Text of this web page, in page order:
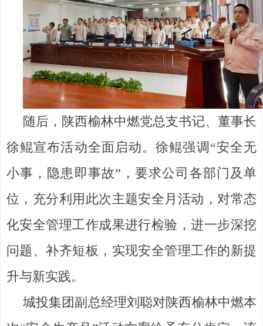
随后，陕西榆林中燃党总支书记、董事长
徐鲲宣布活动全面启动。徐鲲强调“安全无
小事，隐患即事故”，要求公司各部门及单
位，充分利用此次主题安全月活动，对常态
化安全管理工作成果进行检验，进一步深挖
问题、补齐短板，实现安全管理工作的新提
升与新实践。
城投集团副总经理刘聪对陕西榆林中燃本